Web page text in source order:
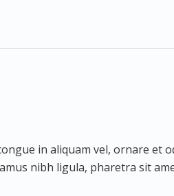
in aliquam vel, ornare et
nibh ligula, pharetra sit